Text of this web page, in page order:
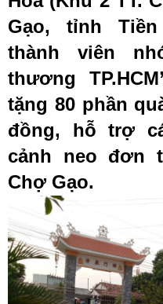
Gạo, tỉnh
thành viên
thương
tặng 80 phần
đồng, hỗ trợ
cảnh neo đơn
Chợ Gạo.